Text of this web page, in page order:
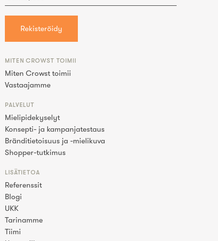
MITEN CROWST TOIMII
Miten Crowst toimii
Vastaajamme
PALVELUT
Mielipidekyselyt
Konsepti- ja kampanjatestaus
Bränditietoisuus ja -mielikuva
Shopper-tutkimus
LISÄTIETOA
Referenssit
Blogi
UKK
Tarinamme
Tiimi